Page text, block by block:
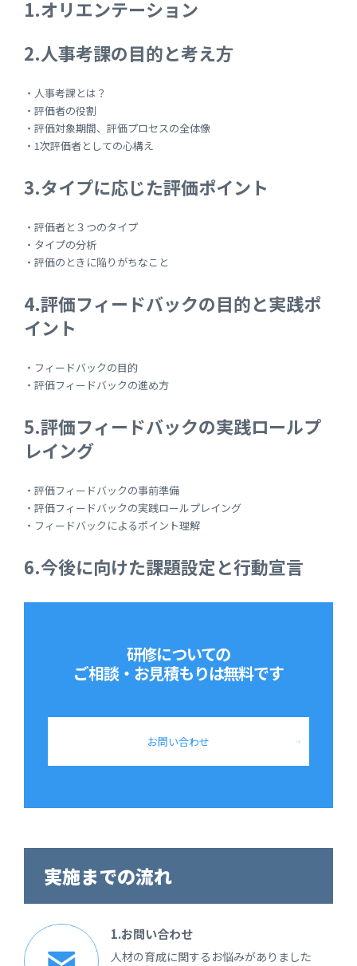
1.オリエンテーション
2.人事考課の目的と考え方
・人事考課とは？
・評価者の役割
・評価対象期間、評価プロセスの全体像
・1次評価者としての心構え
3.タイプに応じた評価ポイント
・評価者と３つのタイプ
・タイプの分析
・評価のときに陥りがちなこと
4.評価フィードバックの目的と実践ポ
イント
・フィードバックの目的
・評価フィードバックの進め方
5.評価フィードバックの実践ロールプ
レイング
・評価フィードバックの事前準備
・評価フィードバックの実践ロールプレイング
・フィードバックによるポイント理解
6.今後に向けた課題設定と行動宣言
研修についての
ご相談・お見積もりは無料です
お問い合わせ
実施までの流れ
1.お問い合わせ
人材の育成に関するお悩みがありました